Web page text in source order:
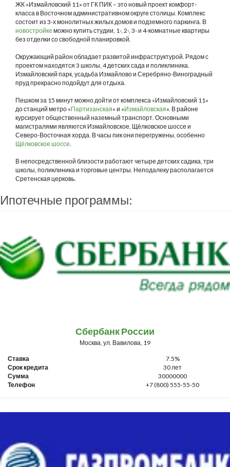
ЖК «Измайловский 11» от ГК ПИК – это новый проект комфорт-
класса в Восточном административном округе столицы. Комплекс
состоит из 3-х монолитных жилых домов и подземного паркинга. В
новостройке можно купить студии, 1-, 2-, 3- и 4-комнатные квартиры
без отделки со свободной планировкой.
Окружающий район обладает развитой инфраструктурой. Рядом с
проектом находятся 3 школы, 4 детских сада и поликлиника.
Измайловский парк, усадьба Измайлово и Серебряно-Виноградный
пруд прекрасно подойдут для отдыха.
Пешком за 15 минут можно дойти от комплекса «Измайловский 11»
до станций метро «Партизанская» и «Измайловская». В районе
курсирует общественный наземный транспорт. Основными
магистралями являются Измайловское, Щёлковское шоссе и
Северо-Восточная хорда. В часы пик они перегружены, особенно
Щёлковское шоссе.
В непосредственной близости работают четыре детских садика, три
школы, поликлиника и торговые центры. Неподалеку располагается
Сретенская церковь.
Ипотечные программы:
Сбербанк России
Москва, ул. Вавилова, 19
Ставка
7.5%
Срок кредита
30 лет
Сумма
30000000
Телефон
+7 (800) 555-55-50